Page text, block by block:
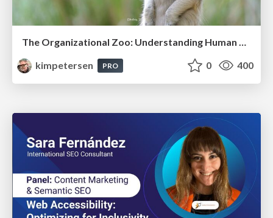
kimpetersen
PRO 0 400